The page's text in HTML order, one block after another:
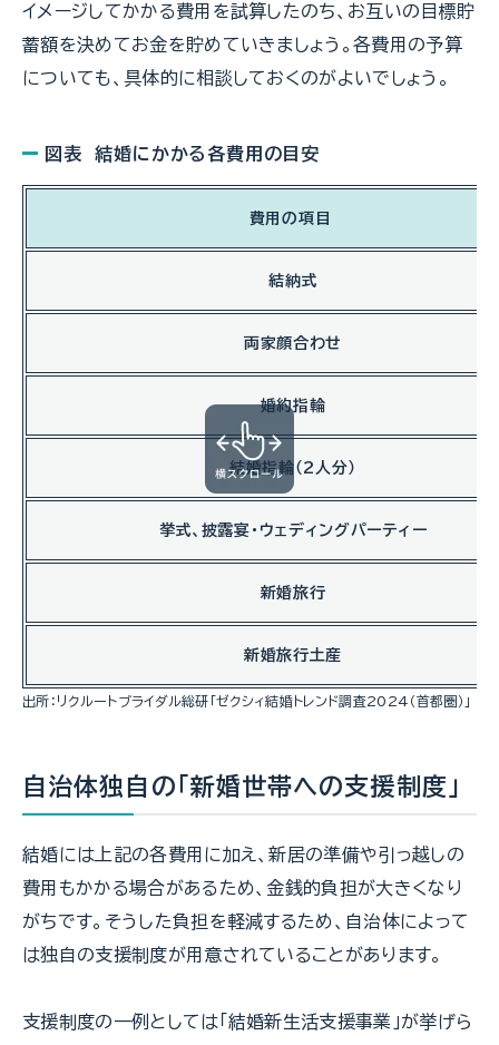
イメージしてかかる費用を試算したのち、お互いの目標貯
蓄額を決めてお金を貯めていきましょう。各費用の予算
についても、具体的に相談しておくのがよいでしょう。
図表 結婚にかかる各費用の目安
費用の項目
結納式
両家顔合わせ
婚約指輪
結婚指輪（2人分）
挙式、披露宴・ウェディングパーティー
新婚旅行
新婚旅行土産
出所：リクルートブライダル総研「ゼクシィ結婚トレンド調査2024（首都圏）」
自治体独自の「新婚世帯への支援制度」
結婚には上記の各費用に加え、新居の準備や引っ越しの
費用もかかる場合があるため、金銭的負担が大きくなり
がちです。そうした負担を軽減するため、自治体によって
は独自の支援制度が用意されていることがあります。
支援制度の一例としては「結婚新生活支援事業」が挙げら